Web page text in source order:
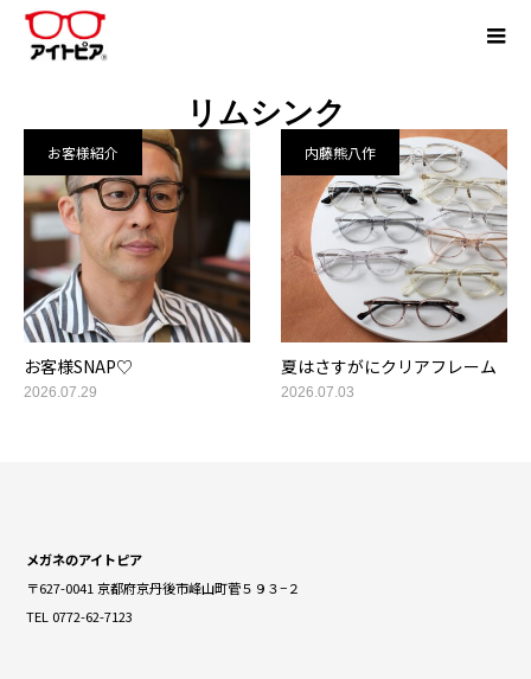
リムシンク
お客様紹介
お客様SNAP♡
2026.07.29
内藤熊八作
夏はさすがにクリアフレーム
2026.07.03
メガネのアイトピア
〒627-0041 京都府京丹後市峰山町菅５９３−２
TEL 0772-62-7123